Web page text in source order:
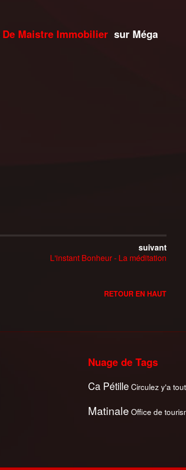
De Maistre Immobilier sur Méga
suivant
L'instant Bonheur - La méditation
RETOUR EN HAUT
Nuage de Tags
Ca Pétille Circulez y'a
Matinale Office de